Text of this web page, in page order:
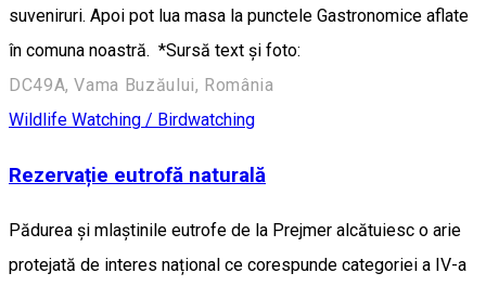
suveniruri. Apoi pot lua masa la punctele Gastronomice aflate
în comuna noastră. *Sursă text și foto:
DC49A, Vama Buzăului, România
Wildlife Watching / Birdwatching
Rezervație eutrofă naturală
Pădurea și mlaștinile eutrofe de la Prejmer alcătuiesc o arie
protejată de interes național ce corespunde categoriei a IV-a